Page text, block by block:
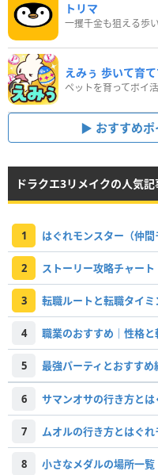
トリマ
一攫千金も狙える歩
えみぅ 歩いて育
おすすめ
ドラクエ3リメイクの人気記
1
2 ストーリー攻略チャート
3 転職ルートと転職タイ
4 職業のおすすめ｜性格
5 最強パーティとおすすめ
6 サマンオサの行き方と
7 ムオルの行き方とはぐれ
8 小さなメダルの場所一覧